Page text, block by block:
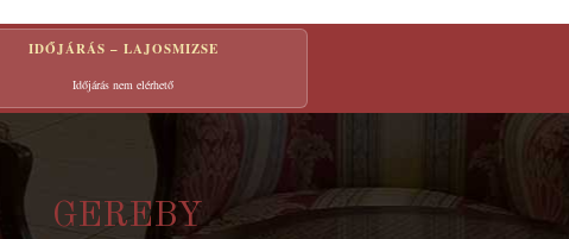
IDŐJÁRÁS – LAJOSMIZSE
Időjárás nem elérhető
GEREBY